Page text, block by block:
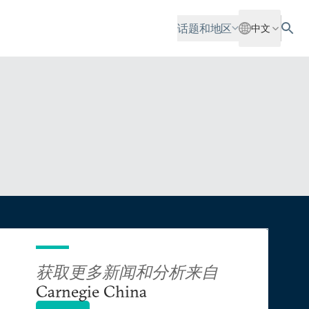
话题和地区 中文
获取更多新闻和分析来自
Carnegie China